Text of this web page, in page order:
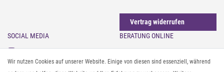
Vertrag widerrufen
SOCIAL MEDIA
Instagram
Facebook
BERATUNG ONLINE
Gürtel messen & kürzen
Sonnenbrillen & UV-Schutz
Wir nutzen Cookies auf unserer Website. Einige von diesen sind essenziell, während